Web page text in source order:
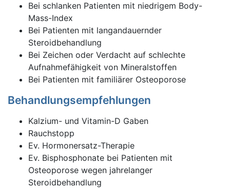
Bei schlanken Patienten mit niedrigem Body-
Mass-Index
Bei Patienten mit langandauernder
Steroidbehandlung
Bei Zeichen oder Verdacht auf schlechte
Aufnahmefähigkeit von Mineralstoffen
Bei Patienten mit familiärer Osteoporose
Behandlungsempfehlungen
Kalzium- und Vitamin-D Gaben
Rauchstopp
Ev. Hormonersatz-Therapie
Ev. Bisphosphonate bei Patienten mit
Osteoporose wegen jahrelanger
Steroidbehandlung